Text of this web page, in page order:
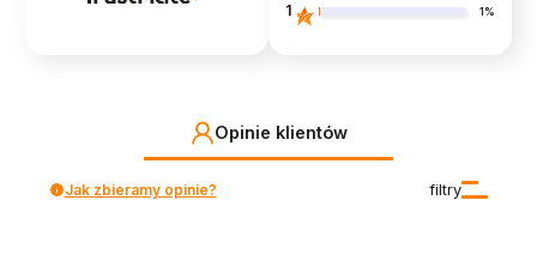
1 1%
Opinie klientów
filtry
Jak zbieramy opinie?